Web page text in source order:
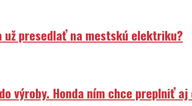
už presedlať na mestskú elektriku?
výroby. Honda ním chce preplniť